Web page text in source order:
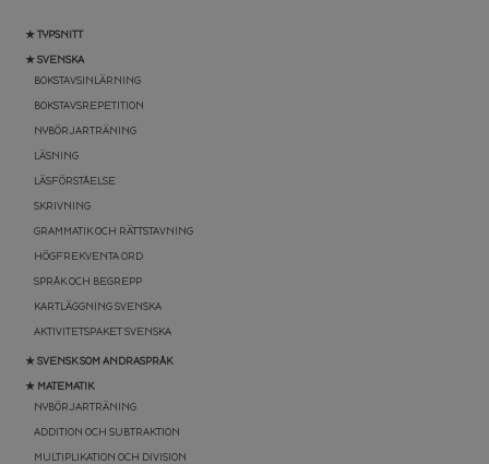
★ TYPSNITT
★ SVENSKA
BOKSTAVSINLÄRNING
BOKSTAVSREPETITION
NYBÖRJARTRÄNING
LÄSNING
LÄSFÖRSTÅELSE
SKRIVNING
GRAMMATIK OCH RÄTTSTAVNING
HÖGFREKVENTA ORD
SPRÅK OCH BEGREPP
KARTLÄGGNING SVENSKA
AKTIVITETSPAKET SVENSKA
★ SVENSK SOM ANDRASPRÅK
★ MATEMATIK
NYBÖRJARTRÄNING
ADDITION OCH SUBTRAKTION
MULTIPLIKATION OCH DIVISION